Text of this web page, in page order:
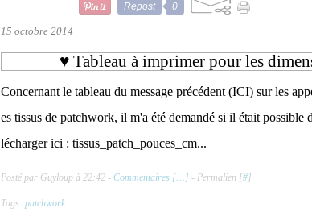
Repost
0
15 octobre 2014
♥ Tableau à imprimer pour les
Concernant le tableau du message précédent (ICI) sur les
es tissus de patchwork, il m'a été demandé si il était
lécharger ici : tissus_patch_pouces_cm...
Posté par Guyloup à 22:42 - Commentaires [… ] - Permalien [#]
Tags: patchwork